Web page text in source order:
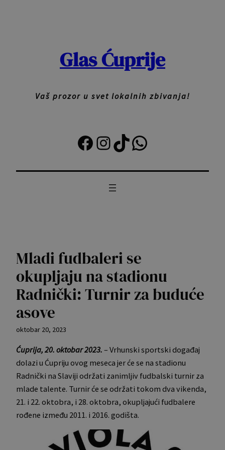
Glas Ćuprije
Vaš prozor u svet lokalnih zbivanja!
Facebook
Instagram
TikTok
Viber
Mladi fudbaleri se
okupljaju na stadionu
Radnički: Turnir za buduće
asove
oktobar 20, 2023
Ćuprija, 20. oktobar 2023. – Vrhunski sportski događaj
dolazi u Ćupriju ovog meseca jer će se na stadionu
Radnički na Slaviji održati zanimljiv fudbalski turnir za
mlade talente. Turnir će se održati tokom dva vikenda,
21. i 22. oktobra, i 28. oktobra, okupljajući fudbalere
rođene između 2011. i 2016. godišta.